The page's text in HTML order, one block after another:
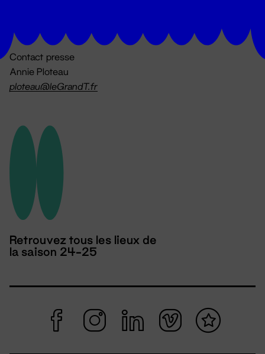
Contact presse
Annie Ploteau
ploteau@leGrandT.fr
Retrouvez tous les lieux de
la saison 24-25